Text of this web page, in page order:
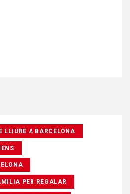
LLIURE A BARCELONA
PER REGALAR